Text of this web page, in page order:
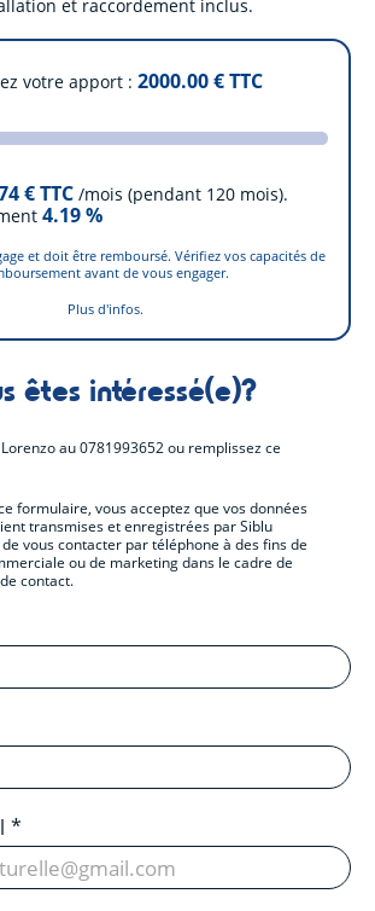
et raccordement inclus.
votre apport 2000.00€ TTC
€ TTC /mois (pendant 120 mois).
4.19%
et doit être remboursé. Vérifiez vos capacités de
avant de vous engager.
Plus d'infos.
êtes intéressé(e)?
au0781993652ou remplissez ce
formulaire, vous acceptez que vos données
transmises et enregistrées par Siblu
de vous contacter par téléphone à des fins de
ou de marketing dans le cadre de
contact.